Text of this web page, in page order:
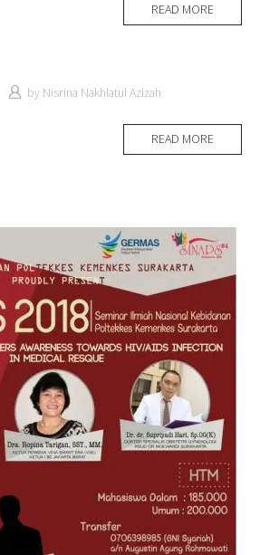
READ MORE
by Nisrina Nakhlatul Azizah
READ MORE